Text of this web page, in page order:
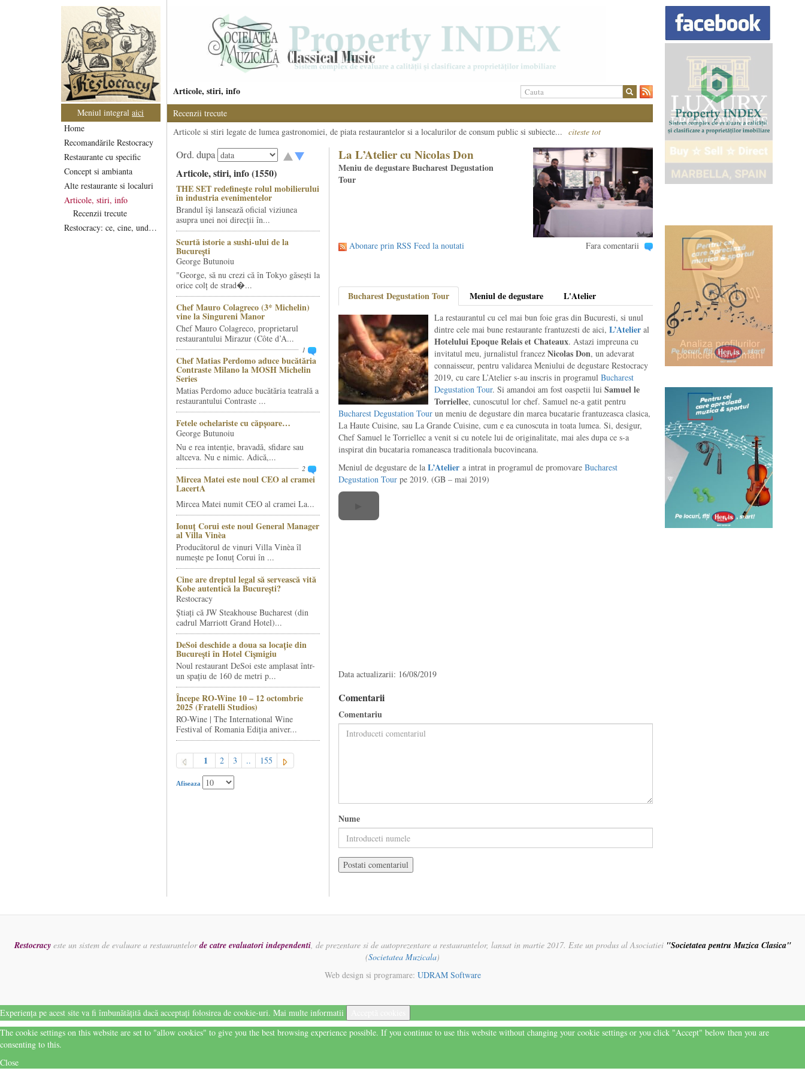
Meniul integralaici
Home
Recomandările Restocracy
Restaurante cu specific
Concept si ambianta
Alte restaurante si localuri
Articole, stiri, info
Recenzii trecute
Restocracy: ce, cine, unde...
Articole, stiri, info
Recenzii trecute
Articole si stiri legate de lumea gastronomiei, de piata restaurantelor si a localurilor de consum public si subiecte... citeste tot
Ord. dupa
Articole, stiri, info (1550)
THE SET redefinește rolul mobilierului
în industria evenimentelor
Brandul își lansează oficial viziunea
asupra unei noi direcții în...
Scurtă istorie a sushi-ului de la
București
George Butunoiu
"George, să nu crezi că în Tokyo găsești la
orice colț de strad�...
Chef Mauro Colagreco (3* Michelin)
vine la Singureni Manor
Chef Mauro Colagreco, proprietarul
restaurantului Mirazur (Côte d’A...
1
Chef Matias Perdomo aduce bucătăria
Contraste Milano la MOSH Michelin
Series
Matias Perdomo aduce bucătăria teatrală a
restaurantului Contraste ...
Fetele ochelariste cu căpșoare…
George Butunoiu
Nu e rea intenție, bravadă, sfidare sau
altceva. Nu e nimic. Adică,...
2
Mircea Matei este noul CEO al cramei
LacertA
Mircea Matei numit CEO al cramei La...
Ionuț Corui este noul General Manager
al Villa Vinèa
Producătorul de vinuri Villa Vinèa îl
numește pe Ionuț Corui în ...
Cine are dreptul legal să servească vită
Kobe autentică la București?
Restocracy
Știați că JW Steakhouse Bucharest (din
cadrul Marriott Grand Hotel)...
DeSoi deschide a doua sa locație din
București în Hotel Cișmigiu
Noul restaurant DeSoi este amplasat într-
un spațiu de 160 de metri p...
Începe RO-Wine 10 – 12 octombrie
2025 (Fratelli Studios)
RO-Wine | The International Wine
Festival of Romania Ediția aniver...
1 2 3 .. 155
Afiseaza
La L’Atelier cu Nicolas Don
Meniu de degustare Bucharest Degustation
Tour
Abonare prin RSS Feed la noutati Fara comentarii
Bucharest Degustation Tour Meniul de degustare L'Atelier
La restaurantul cu cel mai bun foie gras din Bucuresti, si unul
dintre cele mai bune restaurante frantuzesti de aici, L’Atelieral
Hotelului Epoque Relais et Chateaux. Astazi impreuna cu
invitatul meu, jurnalistul francez Nicolas Don, un adevarat
connaisseur, pentru validarea Meniului de degustare Restocracy
2019, cu care L’Atelier s-au inscris in programul Bucharest
Degustation Tour. Si amandoi am fost oaspetii lui Samuel le
Torriellec, cunoscutul lor chef. Samuel ne-a gatit pentru
Bucharest Degustation Tourun meniu de degustare din marea bucatarie frantuzeasca clasica,
La Haute Cuisine, sau La Grande Cuisine, cum e ea cunoscuta in toata lumea. Si, desigur,
Chef Samuel le Torriellec a venit si cu notele lui de originalitate, mai ales dupa ce s-a
inspirat din bucataria romaneasca traditionala bucovineana.
Meniul de degustare de la L’Ateliera intrat in programul de promovare Bucharest
Degustation Tourpe 2019. (GB – mai 2019)
Data actualizarii: 16/08/2019
Comentarii
Comentariu
Nume
Restocracyeste un sistem de evaluare a restaurantelorde catre evaluatori independenti, de prezentare si de autoprezentare a restaurantelor, lansat in martie 2017. Este un produs al Asociatiei "Societatea pentru Muzica Clasica"
(Societatea Muzicala)
Web design si programare: UDRAM Software
Experiența pe acest site va fi îmbunătățită dacă acceptați folosirea de cookie-uri. Mai multe informatii
The cookie settings on this website are set to "allow cookies" to give you the best browsing experience possible. If you continue to use this website without changing your cookie settings or you click "Accept" below then you are
consenting to this.
Close